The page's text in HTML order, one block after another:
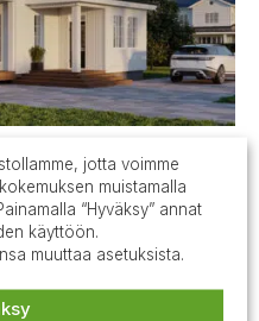
Uutuusmalli
jotta voimme
muistamalla
“Hyväksy” annat
käyttöön.
muuttaa asetuksista.